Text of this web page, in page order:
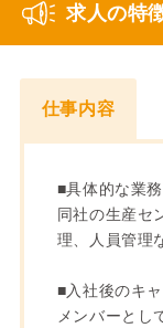
求人の特
仕事内容
■具体的な業
同社の生産セ
理、人員管理
■入社後のキ
メンバーとし